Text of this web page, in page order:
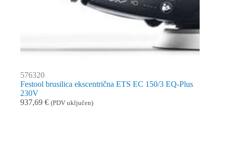
576320
Festool brusilica ekscentrična ETS EC 150/3 EQ-Plus
230V
937,69 € (PDV uključen)